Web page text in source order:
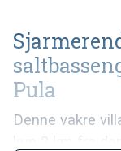
Pula
Denne vakre
kun 2 km fra